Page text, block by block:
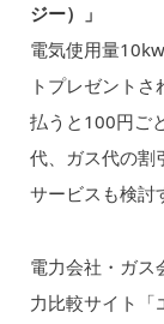
ジー）」
電気使用量
トプレゼント
払うと100円ご
代、ガス代の割
サービスも検討
電力会社・ガス
力比較サイト「